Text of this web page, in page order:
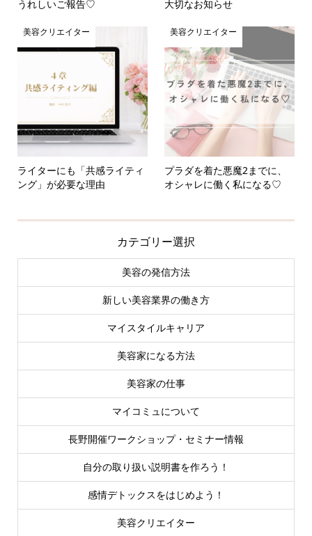
うれしいご報告♡ 大切なお知らせ
美容クリエイター
ライターにも「共感ライティ
ング」が必要な理由
美容クリエイター
プラダを着た悪魔2までに、
オシャレに働く私になる♡
カテゴリー選択
美容の発信方法
新しい美容業界の働き方
マイスタイルキャリア
美容家になる方法
美容家の仕事
マイコミュについて
長野開催ワークショップ・セミナー情報
自分の取り扱い説明書を作ろう！
感情デトックスをはじめよう！
美容クリエイター